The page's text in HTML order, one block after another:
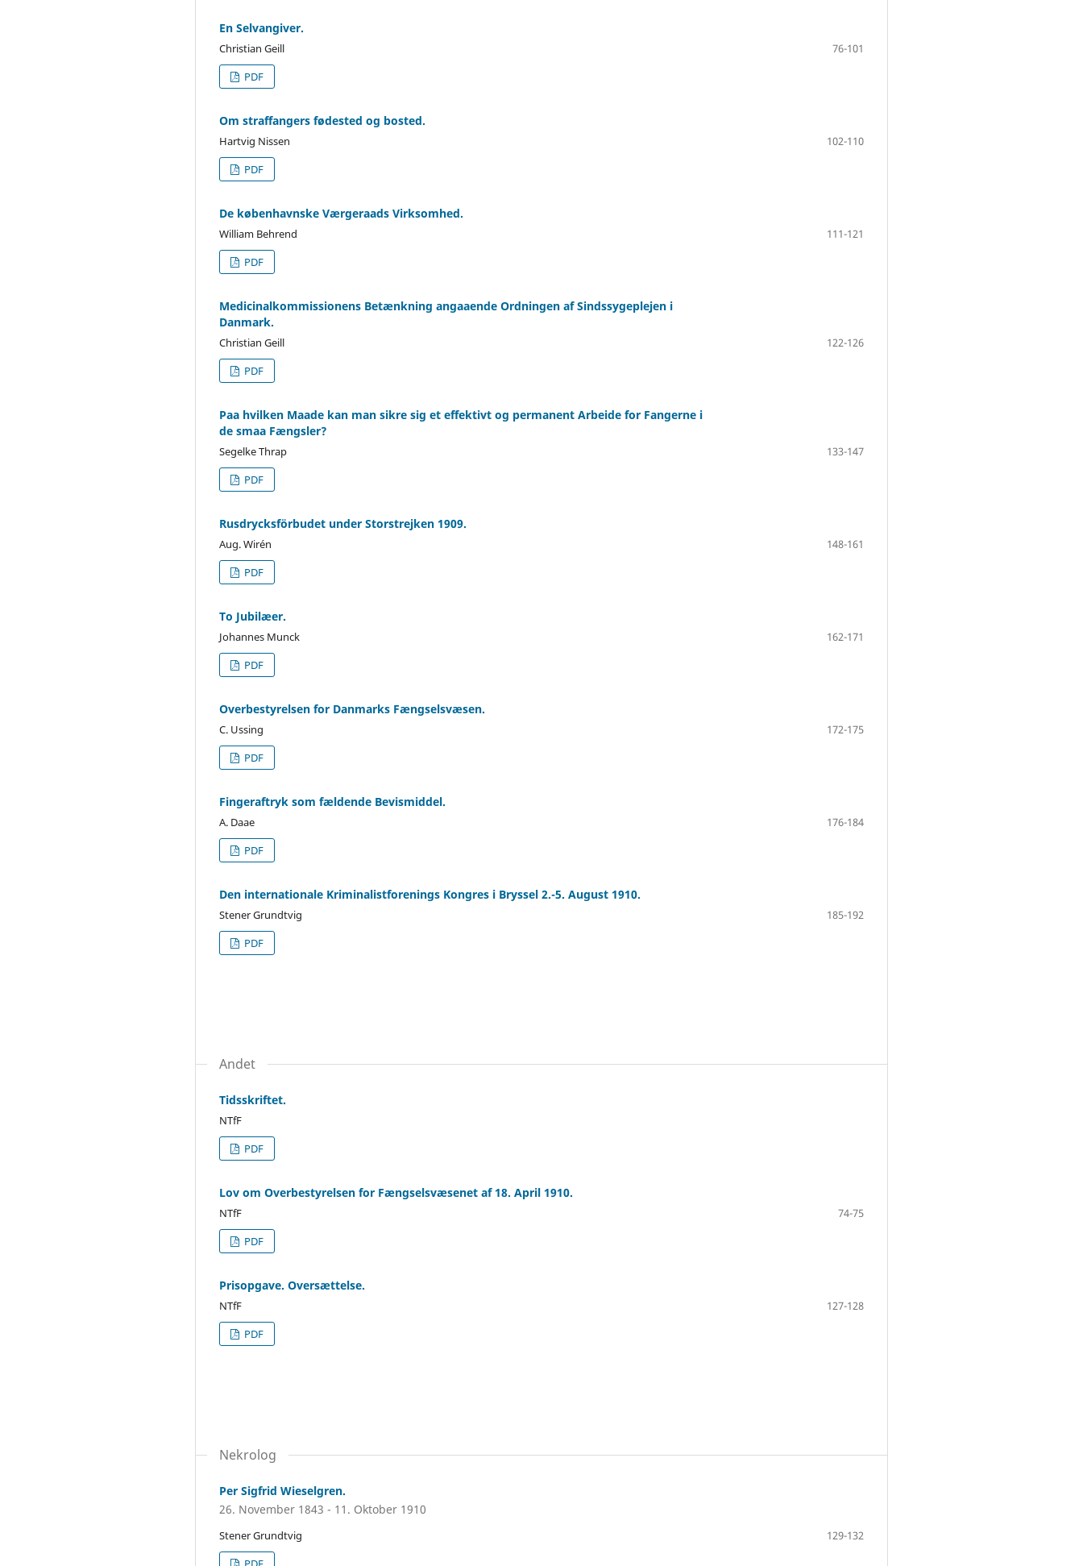
En Selvangiver.
Christian Geill
76-101
PDF
Om straffangers fødested og bosted.
Hartvig Nissen
102-110
PDF
De københavnske Værgeraads Virksomhed.
William Behrend
111-121
PDF
Medicinalkommissionens Betænkning angaaende Ordningen af Sindssygeplejen i
Danmark.
Christian Geill
122-126
PDF
Paa hvilken Maade kan man sikre sig et effektivt og permanent Arbeide for Fangerne i
de smaa Fængsler?
Segelke Thrap
133-147
PDF
Rusdrycksförbudet under Storstrejken 1909.
Aug. Wirén
148-161
PDF
To Jubilæer.
Johannes Munck
162-171
PDF
Overbestyrelsen for Danmarks Fængselsvæsen.
C. Ussing
172-175
PDF
Fingeraftryk som fældende Bevismiddel.
A. Daae
176-184
PDF
Den internationale Kriminalistforenings Kongres i Bryssel 2.-5. August 1910.
Stener Grundtvig
185-192
PDF
Andet
Tidsskriftet.
NTfF
PDF
Lov om Overbestyrelsen for Fængselsvæsenet af 18. April 1910.
NTfF
74-75
PDF
Prisopgave. Oversættelse.
NTfF
127-128
PDF
Nekrolog
Per Sigfrid Wieselgren.
26. November 1843 - 11. Oktober 1910
Stener Grundtvig
129-132